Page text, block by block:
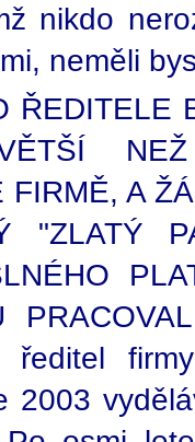
nikdo
neměli
ŘEDITELE
A
"ZLATÝ
ředitel
2003